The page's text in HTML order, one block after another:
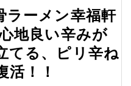
ラーメン幸福軒
地良い辛みが
てる、ピリ辛ね
活！！